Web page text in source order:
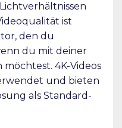
ist
den du
du mit deiner
möchtest. 4K-Videos
und bieten
als Standard-